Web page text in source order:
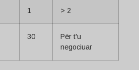
1 > 2
30
Për t'u
negociuar